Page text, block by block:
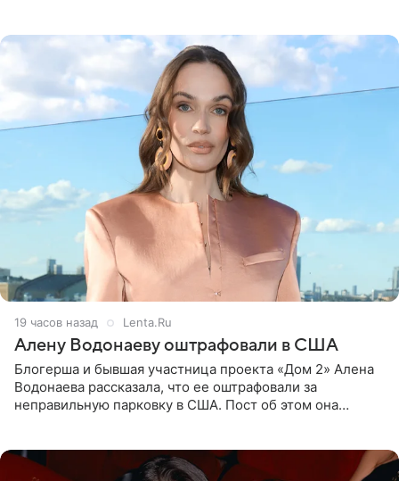
19 часов назад Lenta.Ru
Алену Водонаеву оштрафовали в США
Блогерша и бывшая участница проекта «Дом 2» Алена
Водонаева рассказала, что ее оштрафовали за
неправильную парковку в США. Пост об этом она